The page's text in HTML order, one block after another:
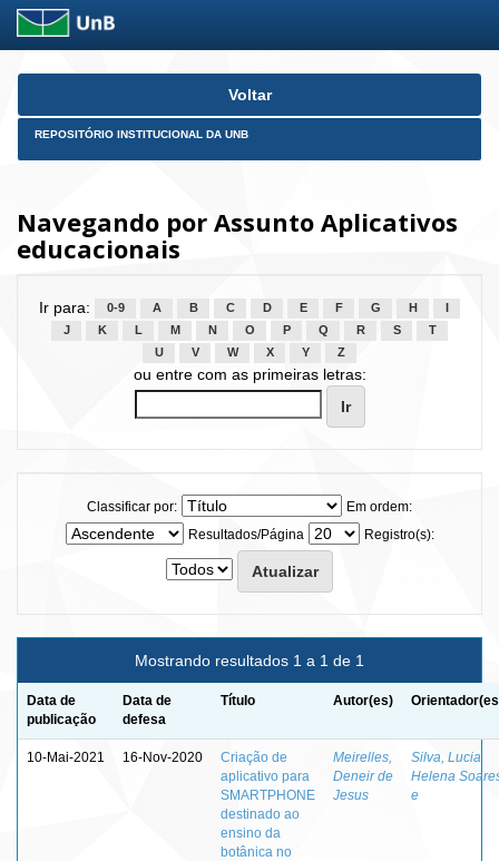
Skip
Voltar
REPOSITÓRIO INSTITUCIONAL DA UNB
Navegando por Assunto Aplicativos
educacionais
Ir para: 0-9 A B C D E F G H
J
K L M N O P Q R S
T
U
V W X Y Z
ou entre com as primeiras letras:
Classificar por:
Em ordem:
Resultados/Página
Registro(s):
Mostrando resultados 1 a 1 de 1
Data de
publicação
Data de
defesa
Título Autor(es)
10-Mai-2021 16-Nov-2020
Criação de
aplicativo para
SMARTPHONE
destinado ao
ensino da
botânica no
Meirelles,
Deneir de
Jesus
Silva, Lucia
Helena
e